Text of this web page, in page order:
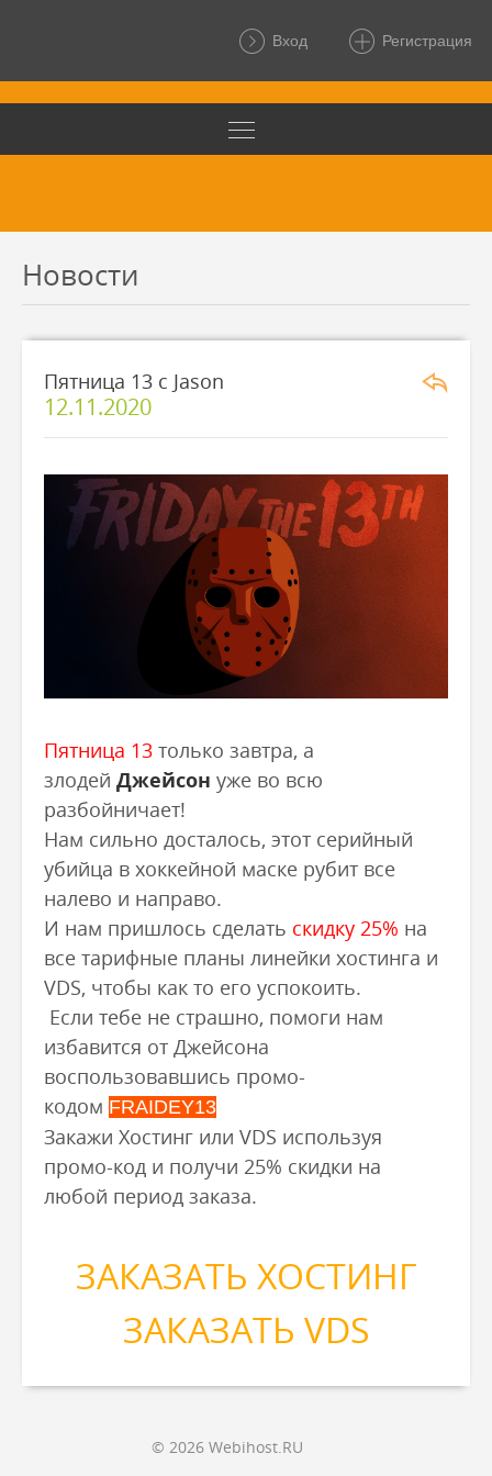
Вход Регистрация
Новости
Пятница 13 с Jason
12.11.2020
Пятница 13 только завтра, а
злодей Джейсон уже во всю
разбойничает!
Нам сильно досталось, этот серийный
убийца в хоккейной маске рубит все
налево и направо.
И нам пришлось сделать скидку 25% на
все тарифные планы линейки хостинга и
VDS, чтобы как то его успокоить.
Если тебе не страшно, помоги нам
избавится от Джейсона
воспользовавшись промо-
кодом FRAIDEY13
Закажи Хостинг или VDS используя
промо-код и получи 25% скидки на
любой период заказа.
ЗАКАЗАТЬ ХОСТИНГ
ЗАКАЗАТЬ VDS
© 2026 Webihost.RU